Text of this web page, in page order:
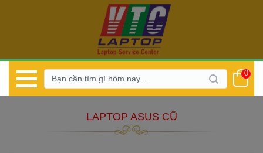
0
LAPTOP ASUS CŨ